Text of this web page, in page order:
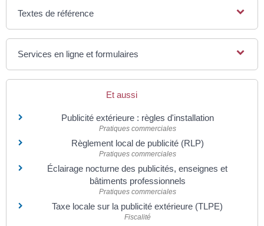
Textes de référence
Services en ligne et formulaires
Et aussi
Publicité extérieure : règles d'installation
Pratiques commerciales
Règlement local de publicité (RLP)
Pratiques commerciales
Éclairage nocturne des publicités, enseignes et
bâtiments professionnels
Pratiques commerciales
Taxe locale sur la publicité extérieure (TLPE)
Fiscalité